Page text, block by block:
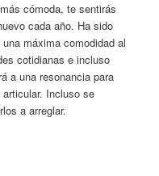
cómoda, te sentirás
cada año. Ha sido
máxima comodidad al
cotidianas e incluso
a una resonancia para
Incluso se
a arreglar.